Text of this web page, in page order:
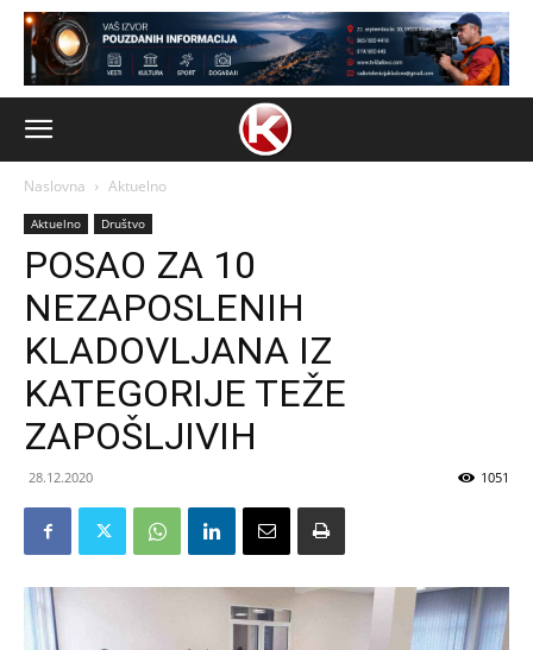
Naslovna Aktuelno
Aktuelno Društvo
POSAO ZA 10
NEZAPOSLENIH
KLADOVLJANA IZ
KATEGORIJE TEŽE
ZAPOŠLJIVIH
28.12.2020 1051